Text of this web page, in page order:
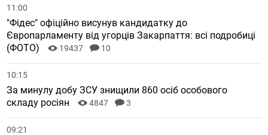
11:00
"Фідес" офіційно висунув кандидатку до
Європарламенту від угорців Закарпаття: всі подробиці
(ФОТО)
19437 10
10:15
За минулу добу ЗСУ знищили 860 осіб особового
складу росіян
4847 3
09:21